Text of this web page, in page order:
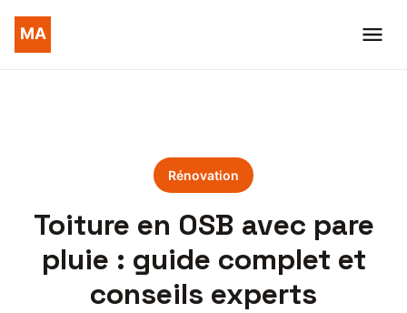
Rénovation
Toiture en OSB avec pare
pluie : guide complet et
conseils experts